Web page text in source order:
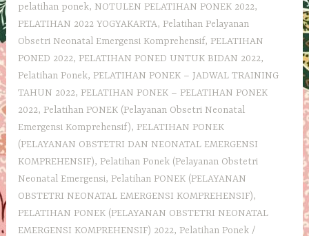
pelatihan ponek, NOTULEN PELATIHAN PONEK 2022,
PELATIHAN 2022 YOGYAKARTA, Pelatihan Pelayanan
Obsetri Neonatal Emergensi Komprehensif, PELATIHAN
PONED 2022, PELATIHAN PONED UNTUK BIDAN 2022,
Pelatihan Ponek, PELATIHAN PONEK – JADWAL TRAINING
TAHUN 2022, PELATIHAN PONEK – PELATIHAN PONEK
2022, Pelatihan PONEK (Pelayanan Obsetri Neonatal
Emergensi Komprehensif), PELATIHAN PONEK
(PELAYANAN OBSTETRI DAN NEONATAL EMERGENSI
KOMPREHENSIF), Pelatihan Ponek (Pelayanan Obstetri
Neonatal Emergensi, Pelatihan PONEK (PELAYANAN
OBSTETRI NEONATAL EMERGENSI KOMPREHENSIF),
PELATIHAN PONEK (PELAYANAN OBSTETRI NEONATAL
EMERGENSI KOMPREHENSIF) 2022, Pelatihan Ponek /